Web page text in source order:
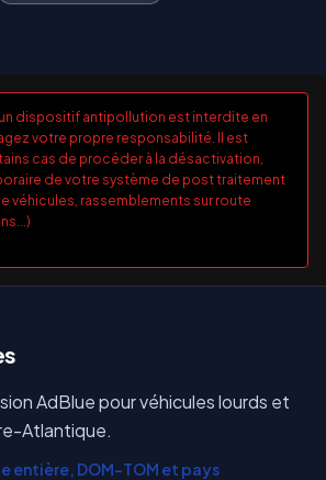
dispositif antipollution est interdite en
votre propre responsabilité. Il est
cas de procéder à la désactivation,
de votre système de post traitement
véhicules, rassemblements sur route
AdBlue pour véhicules lourds et
Atlantique.
entière, DOM-TOM et pays